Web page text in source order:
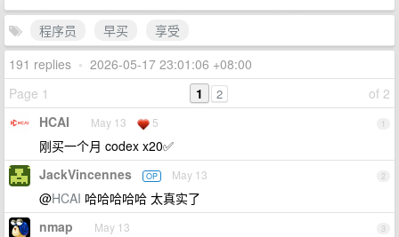
程序员 早买
享受
191 replies • 2026-05-17 23:01:06 +08:00
Page 1
of 2
1 2
1
HCAI May 13 5
刚买一个月 codex x20✅
2
JackVincennes OP May 13
@HCAI 哈哈哈哈哈 太真实了
3
nmap May 13